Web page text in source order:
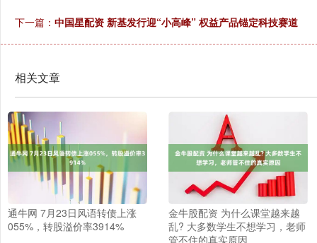
下一篇： 中国星配资 新基发行迎“小高峰” 权益产品锚定科技赛道
相关文章
通牛网 7月23日风语转债上涨
055%，转股溢价率3914%
金牛股配资 为什么课堂越来越
乱? 大多数学生不想学习，老师
管不住的真实原因